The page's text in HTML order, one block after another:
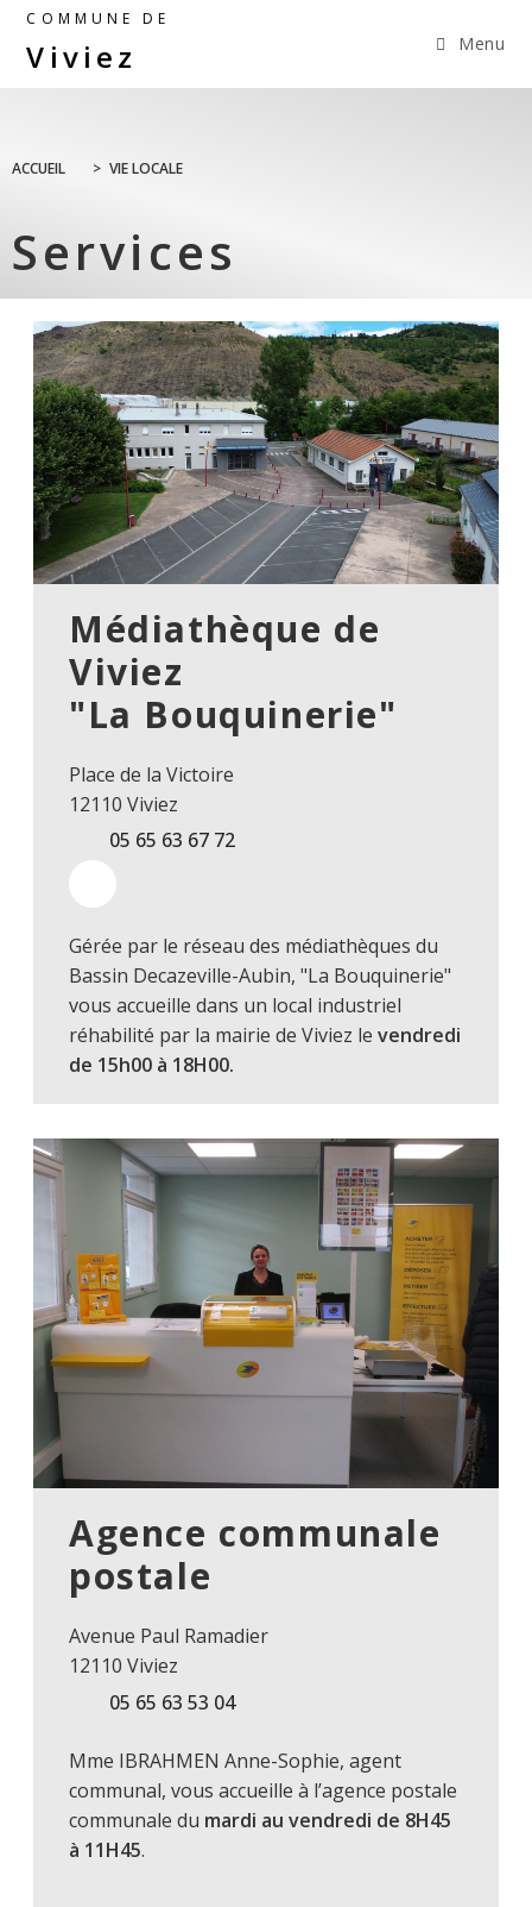
COMMUNE DE
Viviez Menu
ACCUEIL > VIE LOCALE
Services
Médiathèque de
Viviez
"La Bouquinerie"
Place de la Victoire
12110 Viviez
05 65 63 67 72
Gérée par le réseau des médiathèques du
Bassin Decazeville-Aubin, "La Bouquinerie"
vous accueille dans un local industriel
réhabilité par la mairie de Viviez le vendredi
de 15h00 à 18H00.
Agence communale
postale
Avenue Paul Ramadier
12110 Viviez
05 65 63 53 04
Mme IBRAHMEN Anne-Sophie, agent
communal, vous accueille à l’agence postale
communale du mardi au vendredi de 8H45
à 11H45.